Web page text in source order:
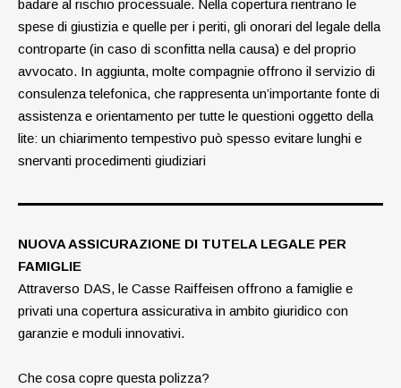
badare al rischio processuale. Nella copertura rientrano le
spese di giustizia e quelle per i periti, gli onorari del legale della
controparte (in caso di sconfitta nella causa) e del proprio
avvocato. In aggiunta, molte compagnie offrono il servizio di
consulenza telefonica, che rappresenta un’importante fonte di
assistenza e orientamento per tutte le questioni oggetto della
lite: un chiarimento tempestivo può spesso evitare lunghi e
snervanti procedimenti giudiziari
NUOVA ASSICURAZIONE DI TUTELA LEGALE PER
FAMIGLIE
Attraverso DAS, le Casse Raiffeisen offrono a famiglie e
privati una copertura assicurativa in ambito giuridico con
garanzie e moduli innovativi.
Che cosa copre questa polizza?